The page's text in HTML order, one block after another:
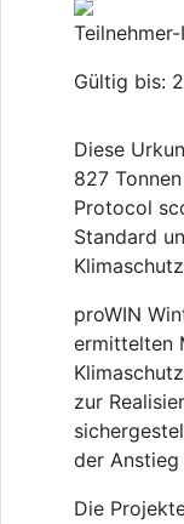
Gültig bis:
Diese
827
Protocol
Standard
proWIN
ermittelten
zur
der
Die